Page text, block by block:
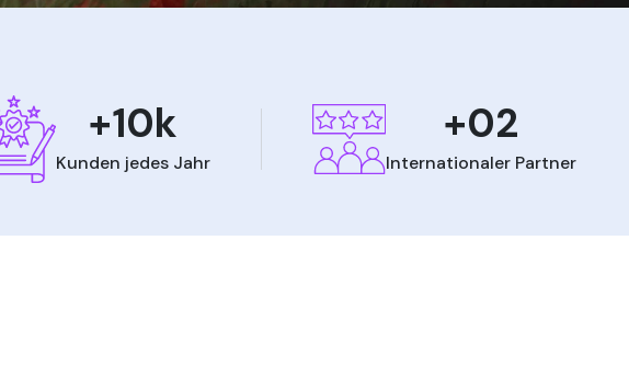
+10k
Kunden jedes Jahr
+02
Internationaler Partner